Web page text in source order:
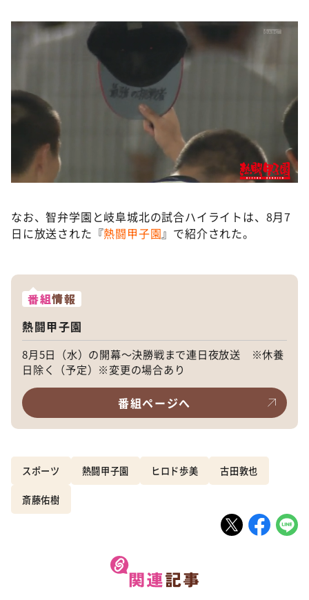
なお、智弁学園と岐阜城北の試合ハイライトは、8月7
日に放送された『熱闘甲子園』で紹介された。
番組情報
熱闘甲子園
8月5日（水）の開幕〜決勝戦まで連日夜放送 ※休養
日除く（予定）※変更の場合あり
番組ページへ
スポーツ 熱闘甲子園 ヒロド歩美 古田敦也
斎藤佑樹